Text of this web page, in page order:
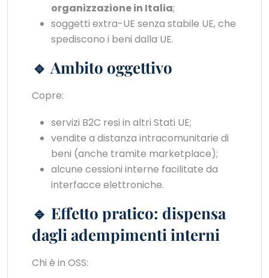
organizzazione in Italia;
soggetti extra-UE senza stabile UE, che
spediscono i beni dalla UE.
🔹 Ambito oggettivo
Copre:
servizi B2C resi in altri Stati UE;
vendite a distanza intracomunitarie di
beni (anche tramite marketplace);
alcune cessioni interne facilitate da
interfacce elettroniche.
🔹 Effetto pratico: dispensa
dagli adempimenti interni
Chi è in OSS: